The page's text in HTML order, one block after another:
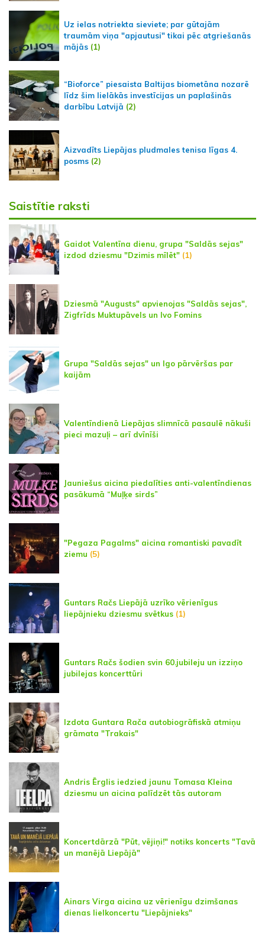
Uz ielas notriekta sieviete; par gūtajām
traumām viņa "apjautusi" tikai pēc atgriešanās
mājās (1)
“Bioforce” piesaista Baltijas biometāna nozarē
līdz šim lielākās investīcijas un paplašinās
darbību Latvijā (2)
Aizvadīts Liepājas pludmales tenisa līgas 4.
posms (2)
Saistītie raksti
Gaidot Valentīna dienu, grupa "Saldās sejas"
izdod dziesmu "Dzimis mīlēt" (1)
Dziesmā "Augusts" apvienojas "Saldās sejas",
Zigfrīds Muktupāvels un Ivo Fomins
Grupa "Saldās sejas" un Igo pārvēršas par
kaijām
Valentīndienā Liepājas slimnīcā pasaulē nākuši
pieci mazuļi – arī dvīnīši
Jauniešus aicina piedalīties anti-valentīndienas
pasākumā “Muļķe sirds”
"Pegaza Pagalms" aicina romantiski pavadīt
ziemu (5)
Guntars Račs Liepājā uzrīko vērienīgus
liepājnieku dziesmu svētkus (1)
Guntars Račs šodien svin 60.jubileju un izziņo
jubilejas koncerttūri
Izdota Guntara Rača autobiogrāfiskā atmiņu
grāmata "Trakais"
Andris Ērglis iedzied jaunu Tomasa Kleina
dziesmu un aicina palīdzēt tās autoram
Koncertdārzā "Pūt, vējiņi!" notiks koncerts "Tavā
un manējā Liepājā"
Ainars Virga aicina uz vērienīgu dzimšanas
dienas lielkoncertu "Liepājnieks"